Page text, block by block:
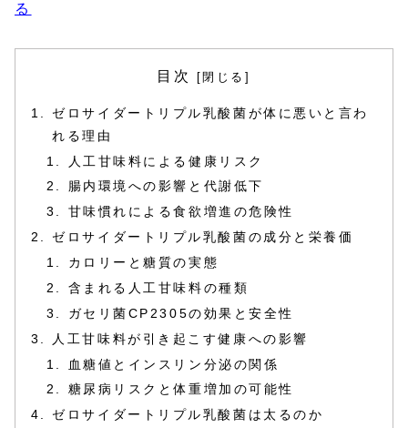
る
目次
ゼロサイダートリプル乳酸菌が体に悪いと言わ
れる理由
人工甘味料による健康リスク
腸内環境への影響と代謝低下
甘味慣れによる食欲増進の危険性
ゼロサイダートリプル乳酸菌の成分と栄養価
カロリーと糖質の実態
含まれる人工甘味料の種類
ガセリ菌CP2305の効果と安全性
人工甘味料が引き起こす健康への影響
血糖値とインスリン分泌の関係
糖尿病リスクと体重増加の可能性
ゼロサイダートリプル乳酸菌は太るのか